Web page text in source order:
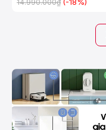
14.990.000₫